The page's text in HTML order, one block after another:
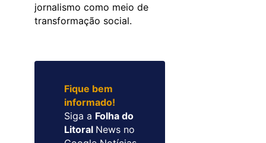
jornalismo como meio de
transformação social.
Fique bem
informado!
Siga a Folha do
Litoral News no